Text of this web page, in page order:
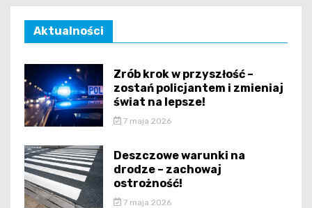
Aktualności
Zrób krok w przyszłość –
zostań policjantem i zmieniaj
świat na lepsze!
7 maja 2026
Deszczowe warunki na
drodze – zachowaj
ostrożność!
7 maja 2026